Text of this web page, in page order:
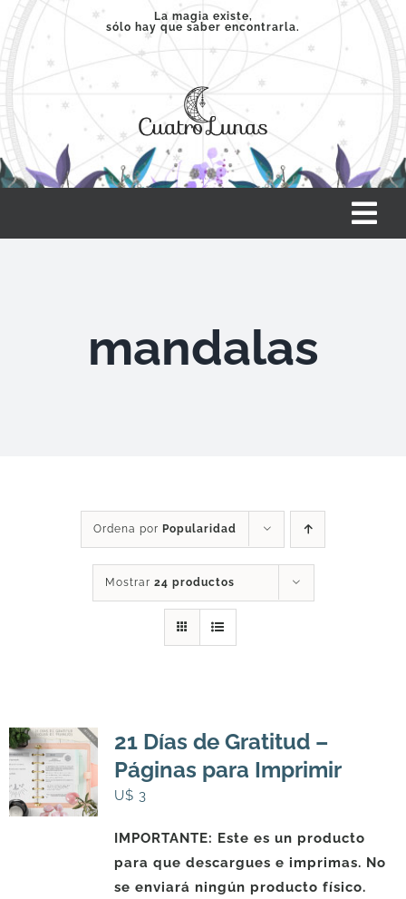
Saltar
contenido
La magia existe,
sólo hay que saber encontrarla.
ARTÍCULOS
Carrito
mandalas
Ordena por Popularidad
Mostrar 24 productos
21 Días de Gratitud –
Páginas para Imprimir
U$ 3
IMPORTANTE: Este es un producto
para que descargues e imprimas. No
se enviará ningún producto físico.